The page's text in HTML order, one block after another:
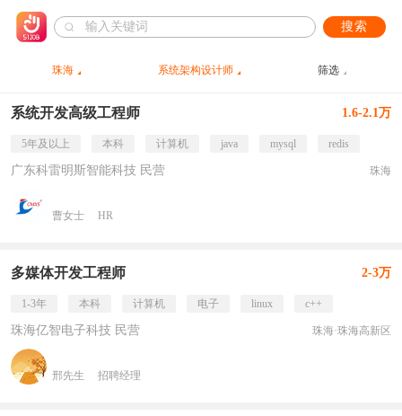
搜索
珠海 系统架构设计师 筛选
系统开发高级工程师 1.6-2.1万
5年及以上 本科 计算机 java mysql redis
广东科雷明斯智能科技 民营 珠海
曹女士 HR
多媒体开发工程师 2-3万
1-3年 本科 计算机 电子 linux c++
珠海亿智电子科技 民营 珠海·珠海高新区
邢先生 招聘经理